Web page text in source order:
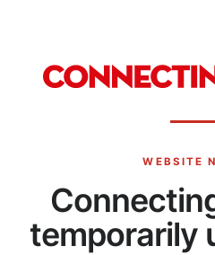
WEBSITE
temporarily